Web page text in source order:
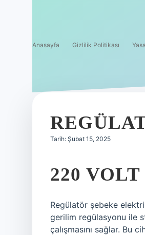
Anasayfa Gizlilik Politikası
Tarih: Şubat 15, 2025
220
Regülatör şebeke
gerilim regülasyonu ile
çalışmasını sağlar. Bu